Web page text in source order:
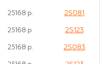
25168 р. 2S081
25168 р. 2S123
25168 р. 2S083